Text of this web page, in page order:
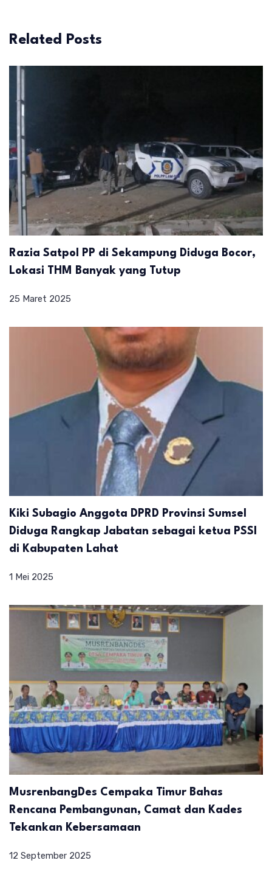
Related Posts
Razia Satpol PP di Sekampung Diduga Bocor,
Lokasi THM Banyak yang Tutup
25 Maret 2025
Kiki Subagio Anggota DPRD Provinsi Sumsel
Diduga Rangkap Jabatan sebagai ketua PSSI
di Kabupaten Lahat
1 Mei 2025
MusrenbangDes Cempaka Timur Bahas
Rencana Pembangunan, Camat dan Kades
Tekankan Kebersamaan
12 September 2025